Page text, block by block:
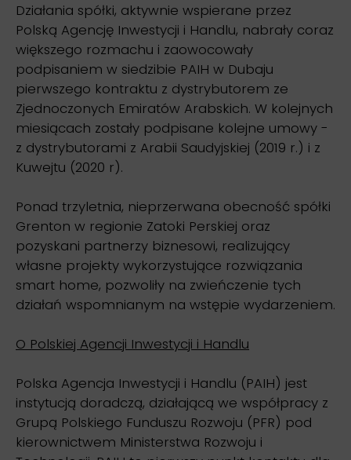
Działania spółki, aktywnie wspierane przez
Polską Agencję Inwestycji i Handlu, nabrały coraz
większego rozmachu i zaowocowały
podpisaniem w siedzibie PAIH w Dubaju
pierwszego kontraktu z dystrybutorem ze
Zjednoczonych Emiratów Arabskich. W kolejnych
miesiącach zostały podpisane kolejne umowy -
z dystrybutorami z Arabii Saudyjskiej (2019 r.) i z
Kuwejtu (2020 r).
Ponad trzyletnia, nieprzerwana obecność spółki
Grenton w regionie Zatoki Perskiej oraz
pozyskani partnerzy biznesowi, realizujący
własne projekty wykorzystujące rozwiązania
smart home, pozwoliły na zwieńczenie tych
działań wspomnianym na wstępie wydarzeniem.
O Polskiej Agencji Inwestycji i Handlu
Polska Agencja Inwestycji i Handlu (PAIH) jest
instytucją doradczą, działającą we współpracy z
Grupą Polskiego Funduszu Rozwoju (PFR) pod
kierownictwem Ministerstwa Rozwoju i